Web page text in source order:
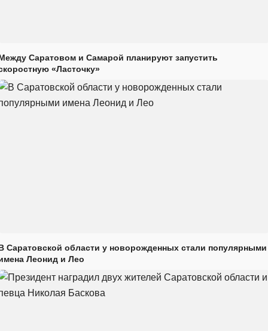
Саратовом и Самарой планируют запустить
«Ласточку»
Саратовской области у новорожденных стали популярными
Леонид и Лео